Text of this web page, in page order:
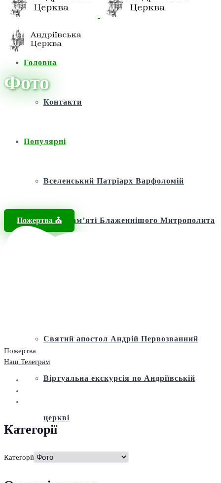
Головна
Контакти
Популярні
Вселенський Патріарх Варфоломій
Фонд пам’яті Блаженнішого Митрополита
Святий апостол Андрій Первозванний
Віртуальна екскурсія по Андріївській
церкві
Історія
Пожертва ⛪️
Фото
Пожертва
Наш Телеграм
Категорії
Категорії